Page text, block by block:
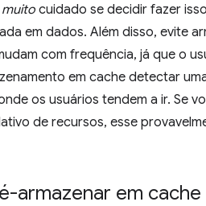
muito cuidado se decidir fazer
em dados. Além disso, evite
com frequência, já que o
em cache detectar
os usuários tendem a ir. Se
de recursos, esse
armazenar em